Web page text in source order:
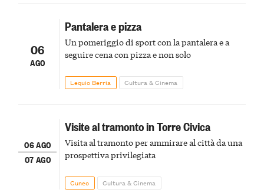
06
AGO
Pantalera e pizza
Un pomeriggio di sport con la pantalera e a
seguire cena con pizza e non solo
Lequio Berria Cultura & Cinema
06 AGO
07 AGO
Visite al tramonto in Torre Civica
Visita al tramonto per ammirare al città da una
prospettiva privilegiata
Cuneo Cultura & Cinema